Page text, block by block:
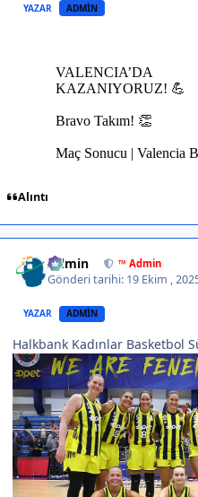
YAZAR ADMIN
Alıntı
Admin ™ Admin
Gönderi tarihi: 19 Ekim ,
YAZAR ADMIN
Halkbank Kadınlar Basketbol